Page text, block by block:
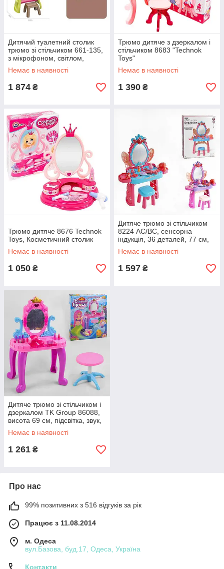
Дитячий туалетний столик
трюмо зі стільчиком 661-135,
з мікрофоном, світлом,
звуком і аксесуарами
Немає в наявності
1 874 ₴
Трюмо дитяче з дзеркалом і
стільчиком 8683 "Technok
Toys"
Немає в наявності
1 390 ₴
Трюмо дитяче 8676 Technok
Toys, Косметичний столик
Немає в наявності
1 050 ₴
Дитяче трюмо зі стільчиком
8224 AC/BC, сенсорна
індукція, 36 деталей, 77 см,
світлові та звукові ефекти
Немає в наявності
1 597 ₴
Дитяче трюмо зі стільчиком і
дзеркалом TK Group 86088,
висота 69 см, підсвітка, звук,
фен, аксесуари
Немає в наявності
1 261 ₴
Про нас
99% позитивних з 516 відгуків за рік
Працює з 11.08.2014
м. Одеса
вул.Базова, буд.17, Одеса, Україна
Контакти